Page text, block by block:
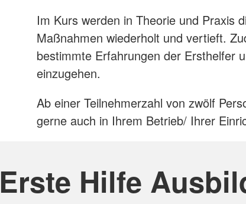
Im Kurs werden in Theorie und Praxis
Maßnahmen wiederholt und vertieft.
bestimmte Erfahrungen der Ersthelfer
einzugehen.
Ab einer Teilnehmerzahl von zwölf
gerne auch in Ihrem Betrieb/ Ihrer
Erste Hilfe